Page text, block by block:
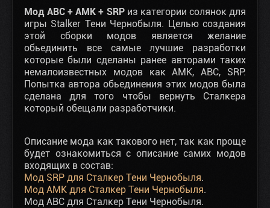
Мод ABC + AMK + SRPиз категории солянок для
игры Stalker Тени Чернобыля. Целью создания
этой сборки модов является желание
обьединить все самые лучшие разработки
которые были сделаны ранее авторами таких
немалоизвестных модов как АМК, АВС, SRP.
Попытка автора обьединения этих модов была
сделана для того чтобы вернуть Сталкера
который обещали разработчики.
Описание мода как такового нет, так как проще
будет ознакомиться с описание самих модов
входящих в состав:
Мод SRP для Сталкер Тени Чернобыля.
Мод АМК для Сталкер Тени Чернобыля.
Мод АВС для Сталкер Тени Чернобыля.